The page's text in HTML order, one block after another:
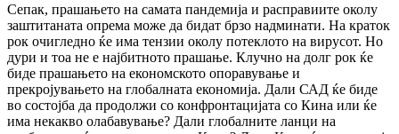
Сепак, прашањето на самата пандемија и расправиите околу
заштитаната опрема може да бидат брзо надминати. На краток
рок очигледно ќе има тензии околу потеклото на вирусот. Но
дури и тоа не е најбитното прашање. Клучно на долг рок ќе
биде прашањето на економското опоравување и
прекројувањето на глобалната економија. Дали САД ќе биде
во состојба да продолжи со конфронтацијата со Кина или ќе
има некакво олабавување? Дали глобалните ланци на